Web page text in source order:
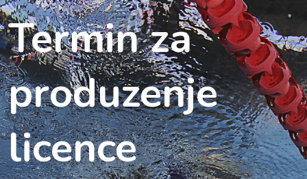
Termin za
produzenje
licence